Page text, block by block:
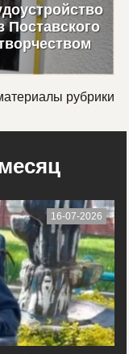
Поставского
рубрики
16-07-2026